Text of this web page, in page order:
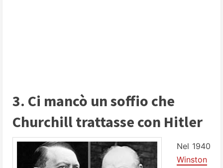
3. Ci mancò un soffio che
Churchill trattasse con Hitler
Nel 1940
Winston